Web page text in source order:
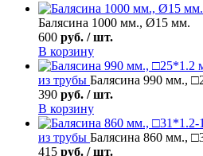
Балясина 1000 мм., Ø15 мм.
600 руб. / шт.
В корзину
из трубы Балясина 990 мм.,
390 руб. / шт.
В корзину
из трубы Балясина 860 мм.,
415 руб. / шт.